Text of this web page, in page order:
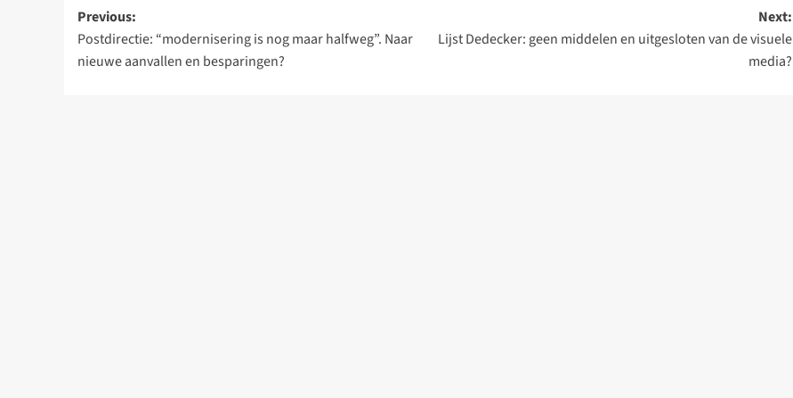
Post
navigation
Previous:
Postdirectie: “modernisering is nog maar halfweg”. Naar
nieuwe aanvallen en besparingen?
Next:
Lijst Dedecker: geen middelen en uitgesloten van de visuele
media?